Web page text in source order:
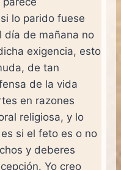
lo parido fuese
día de mañana no
exigencia, esto
de tan
de la vida
en razones
religiosa, y lo
si el feto es o no
y deberes
Yo creo